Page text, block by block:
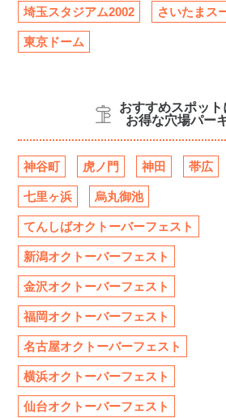
埼玉スタジアム2002 さいたまス
東京ドーム
おすすめスポット
お得な穴場パー
神谷町 虎ノ門 神田 帯広
七里ヶ浜 烏丸御池
てんしばオクトーバーフェスト
新潟オクトーバーフェスト
金沢オクトーバーフェスト
福岡オクトーバーフェスト
名古屋オクトーバーフェスト
横浜オクトーバーフェスト
仙台オクトーバーフェスト